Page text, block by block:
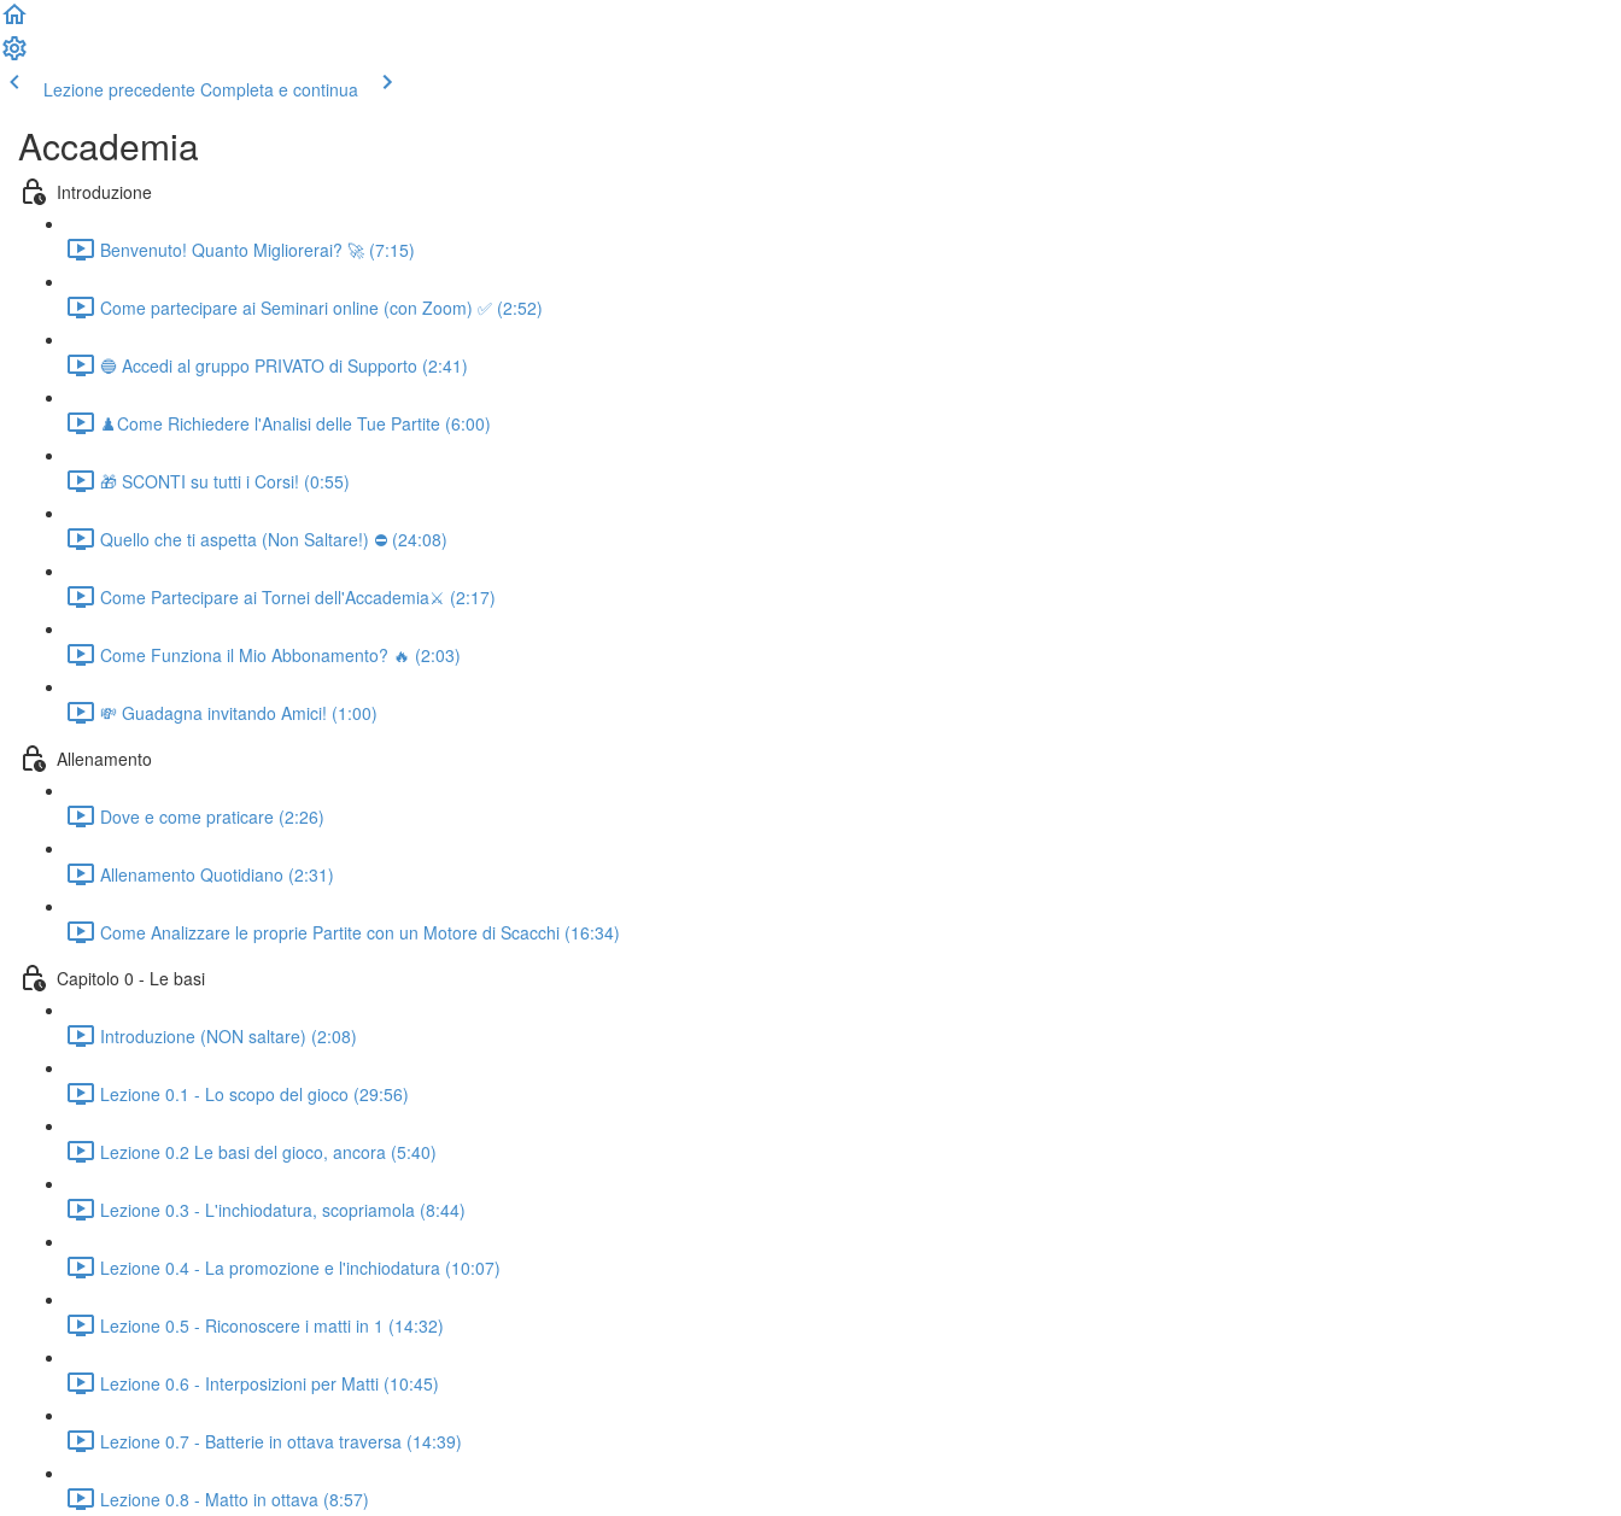
Lezione precedente Completa e continua
Accademia
Introduzione
Benvenuto! Quanto Migliorerai? 🚀 (7:15)
Come partecipare ai Seminari online (con Zoom) ✅ (2:52)
🔵 Accedi al gruppo PRIVATO di Supporto (2:41)
♟️Come Richiedere l'Analisi delle Tue Partite (6:00)
🎁 SCONTI su tutti i Corsi! (0:55)
Quello che ti aspetta (Non Saltare!) ⛔ (24:08)
Come Partecipare ai Tornei dell'Accademia⚔️ (2:17)
Come Funziona il Mio Abbonamento? 🔥 (2:03)
💸 Guadagna invitando Amici! (1:00)
Allenamento
Dove e come praticare (2:26)
Allenamento Quotidiano (2:31)
Come Analizzare le proprie Partite con un Motore di Scacchi (16:34)
Capitolo 0 - Le basi
Introduzione (NON saltare) (2:08)
Lezione 0.1 - Lo scopo del gioco (29:56)
Lezione 0.2 Le basi del gioco, ancora (5:40)
Lezione 0.3 - L'inchiodatura, scopriamola (8:44)
Lezione 0.4 - La promozione e l'inchiodatura (10:07)
Lezione 0.5 - Riconoscere i matti in 1 (14:32)
Lezione 0.6 - Interposizioni per Matti (10:45)
Lezione 0.7 - Batterie in ottava traversa (14:39)
Lezione 0.8 - Matto in ottava (8:57)